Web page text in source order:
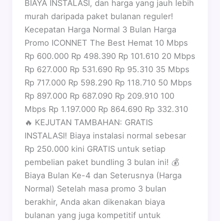
BIAYA INSTALASI, dan harga yang jauh lebih
murah daripada paket bulanan reguler!
Kecepatan Harga Normal 3 Bulan Harga
Promo ICONNET The Best Hemat 10 Mbps
Rp 600.000 Rp 498.390 Rp 101.610 20 Mbps
Rp 627.000 Rp 531.690 Rp 95.310 35 Mbps
Rp 717.000 Rp 598.290 Rp 118.710 50 Mbps
Rp 897.000 Rp 687.090 Rp 209.910 100
Mbps Rp 1.197.000 Rp 864.690 Rp 332.310
🔥 KEJUTAN TAMBAHAN: GRATIS
INSTALASI! Biaya instalasi normal sebesar
Rp 250.000 kini GRATIS untuk setiap
pembelian paket bundling 3 bulan ini! 💰
Biaya Bulan Ke-4 dan Seterusnya (Harga
Normal) Setelah masa promo 3 bulan
berakhir, Anda akan dikenakan biaya
bulanan yang juga kompetitif untuk